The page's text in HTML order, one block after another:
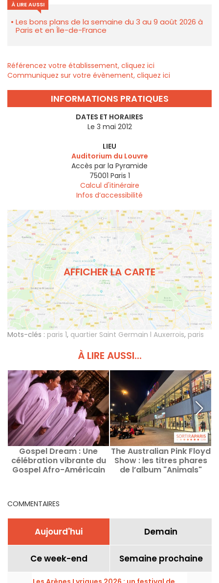
À LIRE AUSSI
Les bons plans de la semaine du 3 au 9 août 2026 à
Paris et en Île-de-France
Référencez votre établissement, cliquez ici
Communiquez sur votre évènement, cliquez ici
INFORMATIONS PRATIQUES
DATES ET HORAIRES
Le 3 mai 2012
LIEU
Auditorium du Louvre
Accès par la Pyramide
75001 Paris 1
Calcul d'itinéraire
Infos d’accessibilité
AFFICHER LA CARTE
Mots-clés : paris 1, quartier Saint Germain l Auxerrois, paris
À LIRE AUSSI...
Gospel Dream : Une
célébration vibrante du
Gospel Afro-Américain
The Australian Pink Floyd
Show : les titres phares
de l’album "Animals"
COMMENTAIRES
Aujourd'hui Demain
Ce week-end Semaine prochaine